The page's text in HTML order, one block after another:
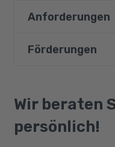
Die
Konstruktoren
Vererbung und
Anforderungen
Teilnehmer
Ordnerstruktur
arbeiten können.
Kenntnisse der
Förderungen
Berufliche
Wir beraten
persönlich!